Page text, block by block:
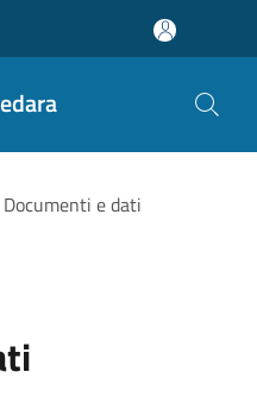
Documenti e dati